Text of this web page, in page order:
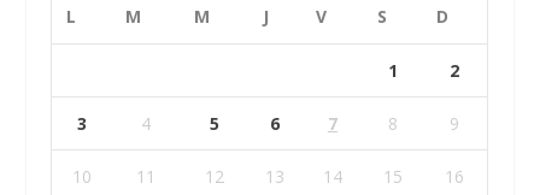
L M M J V S D
1 2
3 4 5 6 7 8 9
10 11 12 13 14 15 16